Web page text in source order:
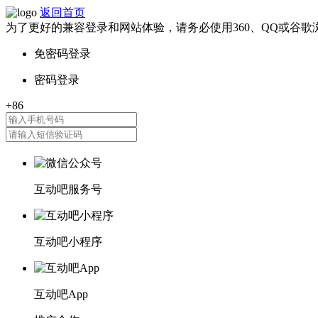
返回首页
为了更好的兼容登录和网站体验，请务必使用360、QQ或谷歌
互动吧服务号
互动吧小程序
互动吧App